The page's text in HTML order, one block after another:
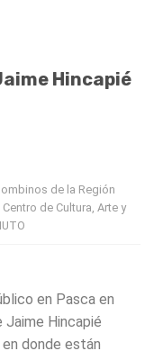
Hincapié
de la Región
de Cultura, Arte y
en Pasca en
Jaime Hincapié
donde están